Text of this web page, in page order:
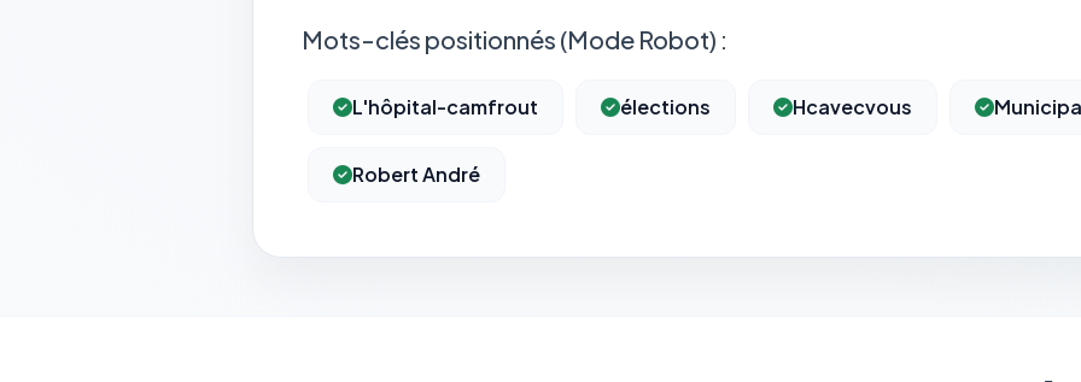
Mots-clés positionnés (Mode Robot) :
L'hôpital-camfrout élections Hcavecvous
Robert André